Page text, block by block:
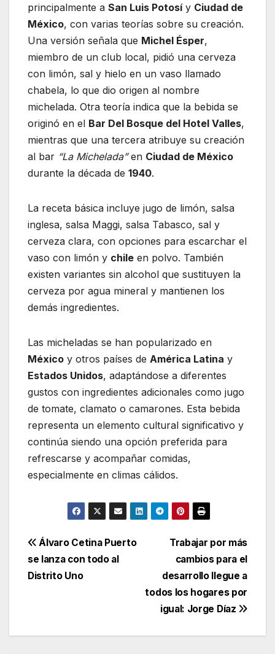
principalmente a San Luis Potosíy Ciudad de
México, con varias teorías sobre su creación.
Una versión señala que Michel Ésper,
miembro de un club local, pidió una cerveza
con limón, sal y hielo en un vaso llamado
chabela, lo que dio origen al nombre
michelada. Otra teoría indica que la bebida se
originó en el Bar Del Bosque del Hotel Valles,
mientras que una tercera atribuye su creación
al bar “La Michelada”en Ciudad de México
durante la década de 1940.
La receta básica incluye jugo de limón, salsa
inglesa, salsa Maggi, salsa Tabasco, sal y
cerveza clara, con opciones para escarchar el
vaso con limón y chile en polvo. También
existen variantes sin alcohol que sustituyen la
cerveza por agua mineral y mantienen los
demás ingredientes.
Las micheladas se han popularizado en
México y otros países de América Latina y
Estados Unidos, adaptándose a diferentes
gustos con ingredientes adicionales como jugo
de tomate, clamato o camarones. Esta bebida
representa un elemento cultural significativo y
continúa siendo una opción preferida para
refrescarse y acompañar comidas,
especialmente en climas cálidos.
Navegación
de
Trabajar por más
cambios para el
desarrollo llegue a
todos los hogares por
igual: Jorge Díaz
Álvaro Cetina Puerto
se lanza con todo al
Distrito Uno